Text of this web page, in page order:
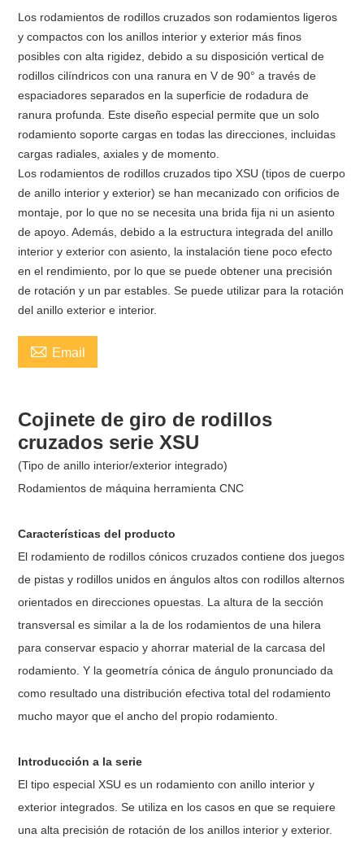
Los rodamientos de rodillos cruzados son rodamientos ligeros
y compactos con los anillos interior y exterior más finos
posibles con alta rigidez, debido a su disposición vertical de
rodillos cilíndricos con una ranura en V de 90° a través de
espaciadores separados en la superficie de rodadura de
ranura profunda. Este diseño especial permite que un solo
rodamiento soporte cargas en todas las direcciones, incluidas
cargas radiales, axiales y de momento.
Los rodamientos de rodillos cruzados tipo XSU (tipos de cuerpo
de anillo interior y exterior) se han mecanizado con orificios de
montaje, por lo que no se necesita una brida fija ni un asiento
de apoyo. Además, debido a la estructura integrada del anillo
interior y exterior con asiento, la instalación tiene poco efecto
en el rendimiento, por lo que se puede obtener una precisión
de rotación y un par estables. Se puede utilizar para la rotación
del anillo exterior e interior.
 Email
Cojinete de giro de rodillos
cruzados serie XSU
(Tipo de anillo interior/exterior integrado)
Rodamientos de máquina herramienta CNC
Características del producto
El rodamiento de rodillos cónicos cruzados contiene dos juegos
de pistas y rodillos unidos en ángulos altos con rodillos alternos
orientados en direcciones opuestas. La altura de la sección
transversal es similar a la de los rodamientos de una hilera
para conservar espacio y ahorrar material de la carcasa del
rodamiento. Y la geometría cónica de ángulo pronunciado da
como resultado una distribución efectiva total del rodamiento
mucho mayor que el ancho del propio rodamiento.
Introducción a la serie
El tipo especial XSU es un rodamiento con anillo interior y
exterior integrados. Se utiliza en los casos en que se requiere
una alta precisión de rotación de los anillos interior y exterior.